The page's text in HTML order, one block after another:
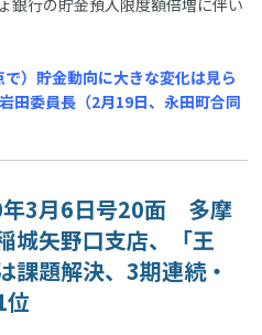
銀行の貯金預入限度額倍増に伴い
で）貯金動向に大きな変化は見ら
田委員長（2月19日、永田町合同
3月6日号20面 多摩
城矢野口支店、「王
課題解決、3期連続・
位